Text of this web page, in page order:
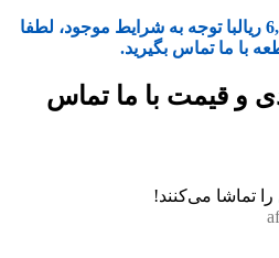
ریالبا توجه به شرایط موجود، لطفا
با ما تماس بگیرید.
و قیمت با ما تماس
تماشا می‌کنند!